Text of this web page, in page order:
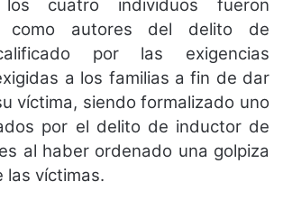
cuatro individuos fueron
como autores del delito de
por las exigencias
a los familias a fin de dar
víctima, siendo formalizado uno
por el delito de inductor de
al haber ordenado una golpiza
las víctimas.